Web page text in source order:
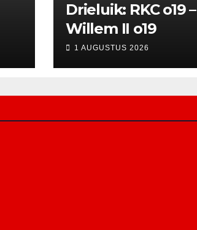
Drieluik: RKC o19 –
Willem II o19
1 AUGUSTUS 2026